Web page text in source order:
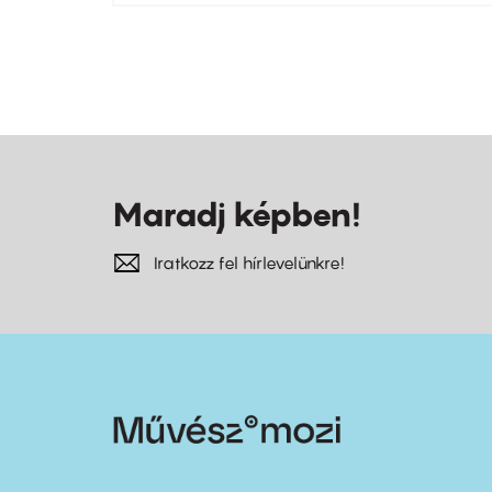
Maradj képben!
Iratkozz fel hírlevelünkre!